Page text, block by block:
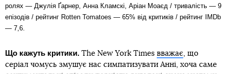
ролях — Джулія Ґарнер, Анна Кламскі, Аріан Моаєд / тривалість — 9
епізодів / рейтинг Rotten Tomatoes — 65% від критиків / рейтинг IMDb
— 7,6.
Що кажуть критики. The New York Times вважає, що
серіал чомусь змушує нас симпатизувати Анні, хоча саме